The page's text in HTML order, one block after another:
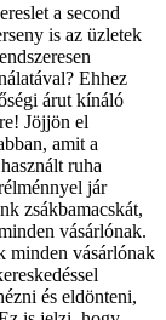
a second
is az üzletek
Ehhez
árut kínáló
Jöjjön el
amit a
ruha
jár
zsákbamacskát,
vásárlónak.
minden vásárlónak
és eldönteni,